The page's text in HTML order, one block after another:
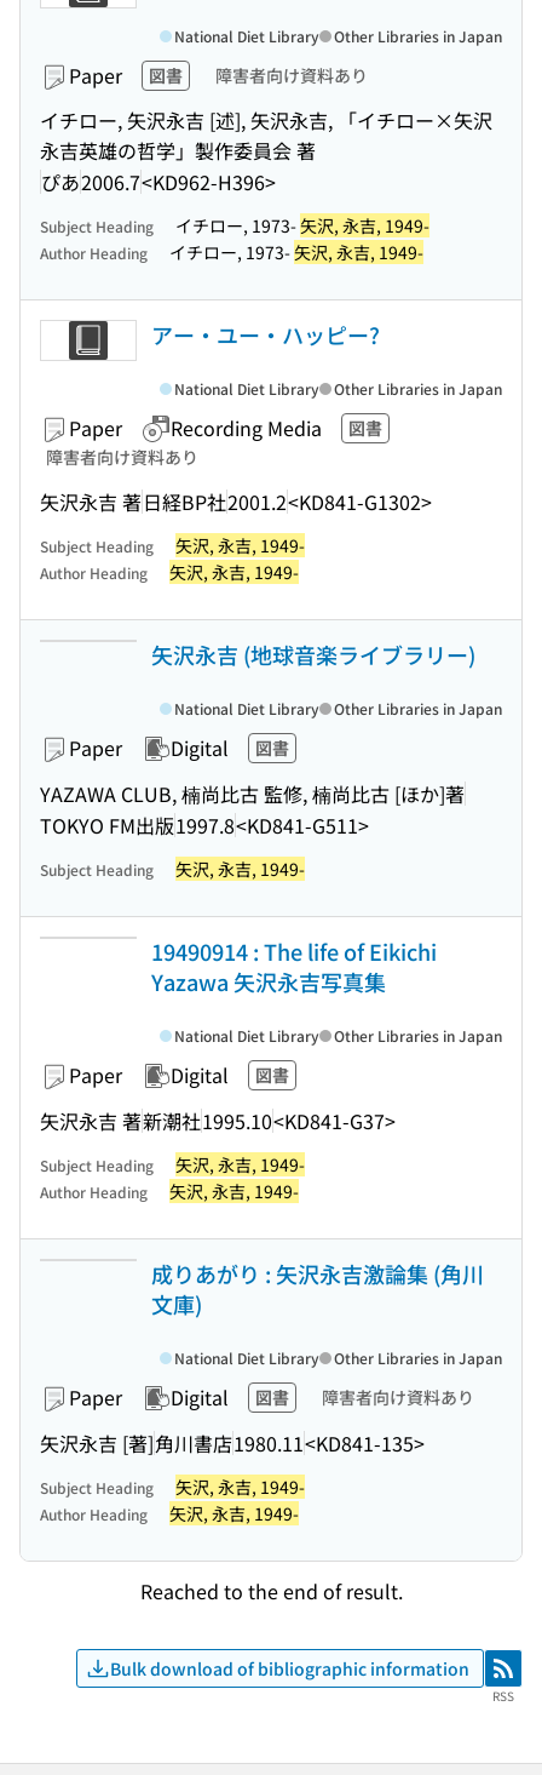
Paper 図書 障害者向け資料あり
イチロー, 矢沢永吉 [述], 矢沢永吉, 「イチロー×矢沢
永吉英雄の哲学」製作委員会 著
ぴあ2006.7<KD962-H396>
National Diet Library Other Libraries in Japan
Subject Heading イチロー, 1973-矢沢, 永吉, 1949-
Author Heading イチロー, 1973-矢沢, 永吉, 1949-
アー・ユー・ハッピー?
Paper Recording Media
図書
障害者向け資料あり
矢沢永吉 著日経BP社2001.2<KD841-G1302>
National Diet Library Other Libraries in Japan
Subject Heading 矢沢, 永吉, 1949-
Author Heading 矢沢, 永吉, 1949-
矢沢永吉 (地球音楽ライブラリー)
Paper Digital 図書
YAZAWA CLUB, 楠尚比古 監修, 楠尚比古 [ほか]著
TOKYO FM出版1997.8<KD841-G511>
National Diet Library Other Libraries in Japan
Subject Heading 矢沢, 永吉, 1949-
19490914 : The life of Eikichi
Yazawa 矢沢永吉写真集
Paper Digital 図書
矢沢永吉 著新潮社1995.10<KD841-G37>
National Diet Library Other Libraries in Japan
Subject Heading 矢沢, 永吉, 1949-
Author Heading 矢沢, 永吉, 1949-
成りあがり : 矢沢永吉激論集 (角川
文庫)
Paper Digital 図書 障害者向け資料あり
矢沢永吉 [著]角川書店1980.11<KD841-135>
National Diet Library Other Libraries in Japan
Subject Heading 矢沢, 永吉, 1949-
Author Heading 矢沢, 永吉, 1949-
Reached to the end of result.
Bulk download of bibliographic information RSS
RSS